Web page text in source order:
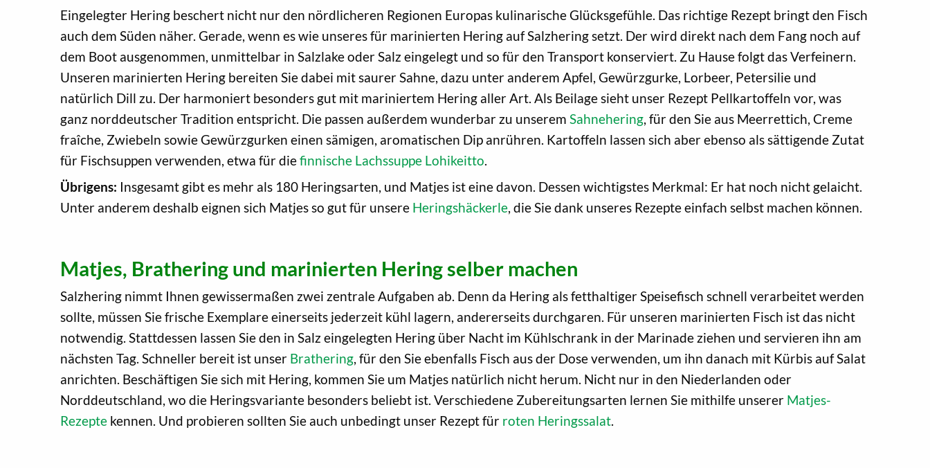
Eingelegter Hering beschert nicht nur den nördlicheren Regionen Europas kulinarische Glücksgefühle. Das richtige Rezept bringt den Fisch
auch dem Süden näher. Gerade, wenn es wie unseres für marinierten Hering auf Salzhering setzt. Der wird direkt nach dem Fang noch auf
dem Boot ausgenommen, unmittelbar in Salzlake oder Salz eingelegt und so für den Transport konserviert. Zu Hause folgt das Verfeinern.
Unseren marinierten Hering bereiten Sie dabei mit saurer Sahne, dazu unter anderem Apfel, Gewürzgurke, Lorbeer, Petersilie und
natürlich Dill zu. Der harmoniert besonders gut mit mariniertem Hering aller Art. Als Beilage sieht unser Rezept Pellkartoffeln vor, was
ganz norddeutscher Tradition entspricht. Die passen außerdem wunderbar zu unserem Sahnehering , für den Sie aus Meerrettich, Creme
fraîche, Zwiebeln sowie Gewürzgurken einen sämigen, aromatischen Dip anrühren. Kartoffeln lassen sich aber ebenso als sättigende Zutat
für Fischsuppen verwenden, etwa für diefinnische Lachssuppe Lohikeitto
Übrigens: Insgesamt gibt es mehr als 180 Heringsarten, und Matjes ist eine davon. Dessen wichtigstes Merkmal: Er hat noch nicht gelaicht.
Unter anderem deshalb eignen sich Matjes so gut für unsere Heringshäckerle , die Sie dank unseres Rezepte einfach selbst machen können.
Matjes, Brathering und marinierten Hering selber machen
Salzhering nimmt Ihnen gewissermaßen zwei zentrale Aufgaben ab. Denn da Hering als fetthaltiger Speisefisch schnell verarbeitet werden
sollte, müssen Sie frische Exemplare einerseits jederzeit kühl lagern, andererseits durchgaren. Für unseren marinierten Fisch ist das nicht
notwendig. Stattdessen lassen Sie den in Salz eingelegten Hering über Nacht im Kühlschrank in der Marinade ziehen und servieren ihn am
nächsten Tag. Schneller bereit ist unser Brathering , für den Sie ebenfalls Fisch aus der Dose verwenden, um ihn danach mit Kürbis auf Salat
anrichten. Beschäftigen Sie sich mit Hering, kommen Sie um Matjes natürlich nicht herum. Nicht nur in den Niederlanden oder
Norddeutschland, wo die Heringsvariante besonders beliebt ist. Verschiedene Zubereitungsarten lernen Sie mithilfe unserer Matjes-
Rezepte kennen. Und probieren sollten Sie auch unbedingt unser Rezept für roten Heringssalat